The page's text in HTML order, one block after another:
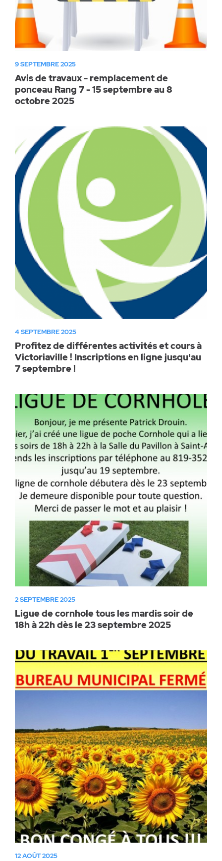
9 SEPTEMBRE 2025
Avis de travaux - remplacement de
ponceau Rang 7 - 15 septembre au 8
octobre 2025
4 SEPTEMBRE 2025
Profitez de différentes activités et cours à
Victoriaville ! Inscriptions en ligne jusqu'au
7 septembre !
2 SEPTEMBRE 2025
Ligue de cornhole tous les mardis soir de
18h à 22h dès le 23 septembre 2025
12 AOÛT 2025